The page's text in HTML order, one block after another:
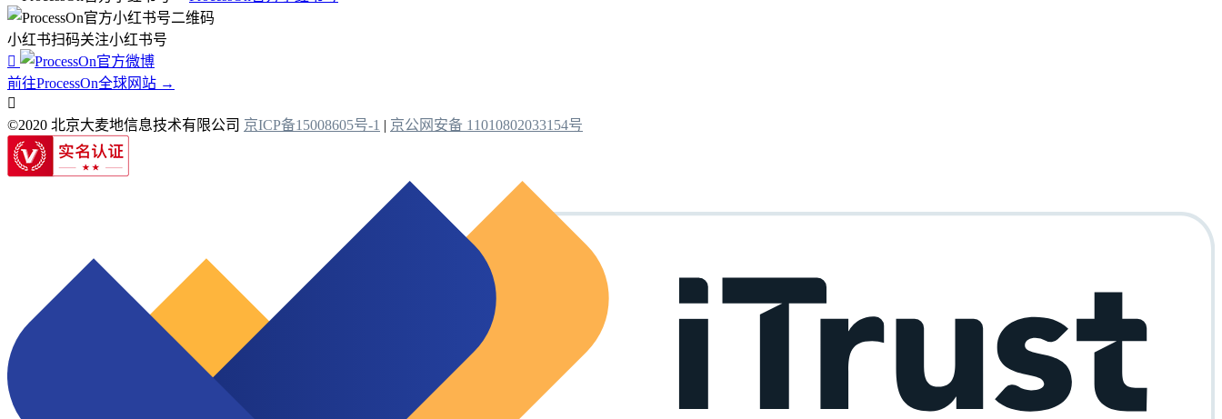
小红书扫码关注小红书号

前往ProcessOn全球网站 →

©2020 北京大麦地信息技术有限公司 京ICP备15008605号-1 | 京公网安备 11010802033154号